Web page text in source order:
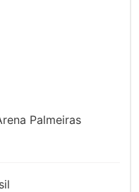
Palmeiras